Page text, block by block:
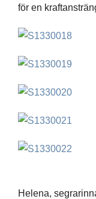
för en
Helena,